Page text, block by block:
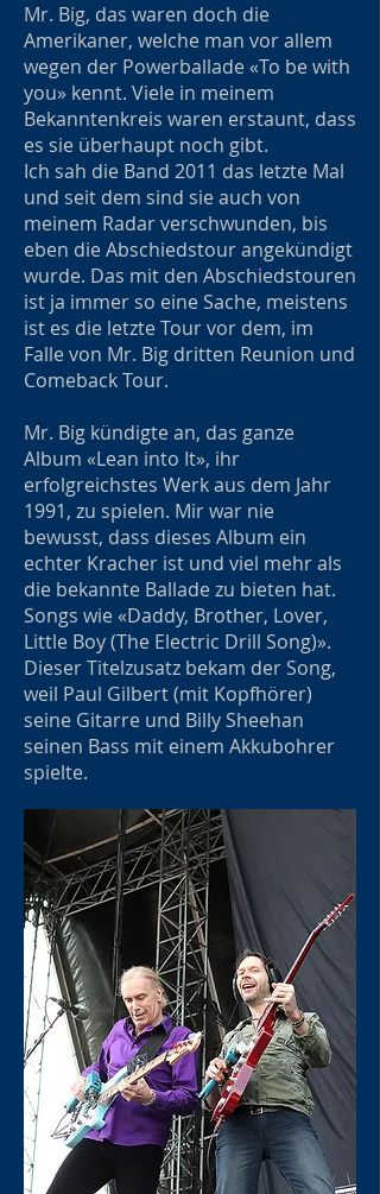
Mr. Big, das waren doch die
Amerikaner, welche man vor allem
wegen der Powerballade «To be with
you» kennt. Viele in meinem
Bekanntenkreis waren erstaunt, dass
es sie überhaupt noch gibt.
Ich sah die Band 2011 das letzte Mal
und seit dem sind sie auch von
meinem Radar verschwunden, bis
eben die Abschiedstour angekündigt
wurde. Das mit den Abschiedstouren
ist ja immer so eine Sache, meistens
ist es die letzte Tour vor dem, im
Falle von Mr. Big dritten Reunion und
Comeback Tour.
Mr. Big kündigte an, das ganze
Album «Lean into It», ihr
erfolgreichstes Werk aus dem Jahr
1991, zu spielen. Mir war nie
bewusst, dass dieses Album ein
echter Kracher ist und viel mehr als
die bekannte Ballade zu bieten hat.
Songs wie «Daddy, Brother, Lover,
Little Boy (The Electric Drill Song)».
Dieser Titelzusatz bekam der Song,
weil Paul Gilbert (mit Kopfhörer)
seine Gitarre und Billy Sheehan
seinen Bass mit einem Akkubohrer
spielte.